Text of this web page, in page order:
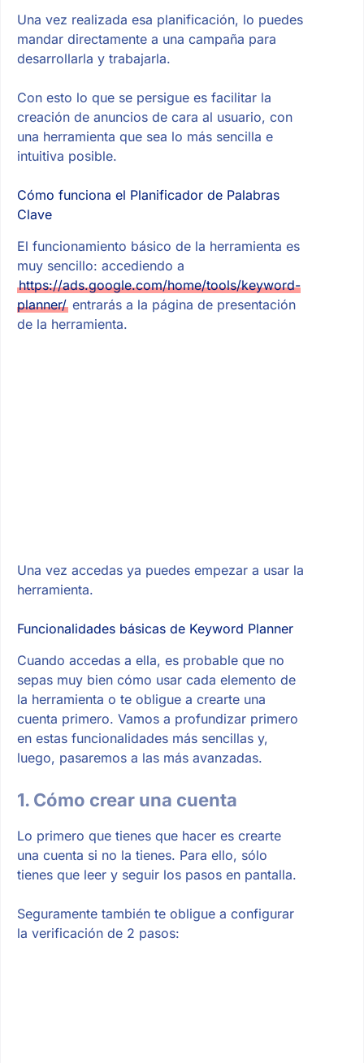
Una vez realizada esa planificación, lo puedes
mandar directamente a una campaña para
desarrollarla y trabajarla.
Con esto lo que se persigue es facilitar la
creación de anuncios de cara al usuario, con
una herramienta que sea lo más sencilla e
intuitiva posible.
Cómo funciona el Planificador de Palabras
Clave
El funcionamiento básico de la herramienta es
muy sencillo: accediendo a
https://ads.google.com/home/tools/keyword-
planner/entrarás a la página de presentación
de la herramienta.
Una vez accedas ya puedes empezar a usar la
herramienta.
Funcionalidades básicas de Keyword Planner
Cuando accedas a ella, es probable que no
sepas muy bien cómo usar cada elemento de
la herramienta o te obligue a crearte una
cuenta primero. Vamos a profundizar primero
en estas funcionalidades más sencillas y,
luego, pasaremos a las más avanzadas.
1. Cómo crear una cuenta
Lo primero que tienes que hacer es crearte
una cuenta si no la tienes. Para ello, sólo
tienes que leer y seguir los pasos en pantalla.
Seguramente también te obligue a configurar
la verificación de 2 pasos: